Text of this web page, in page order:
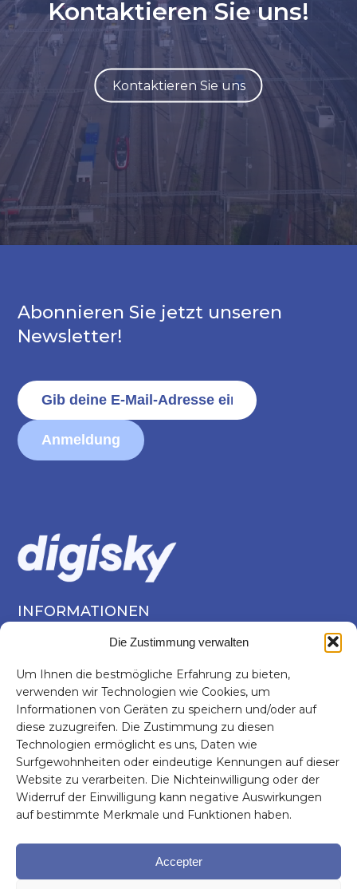
Die Zustimmung verwalten
Um Ihnen die bestmögliche Erfahrung zu bieten,
verwenden wir Technologien wie Cookies, um
Informationen von Geräten zu speichern und/oder auf
diese zuzugreifen. Die Zustimmung zu diesen
Technologien ermöglicht es uns, Daten wie
Surfgewohnheiten oder eindeutige Kennungen auf dieser
Website zu verarbeiten. Die Nichteinwilligung oder der
Widerruf der Einwilligung kann negative Auswirkungen
auf bestimmte Merkmale und Funktionen haben.
Accepter
Kontaktieren Sie uns!
Kontaktieren Sie uns
Abonnieren Sie jetzt unseren
Newsletter!
Anmeldung
INFORMATIONEN
Über uns
Das Neuste
KONTAKT
info@digisky.ch
FOLGEN SIE UNS!